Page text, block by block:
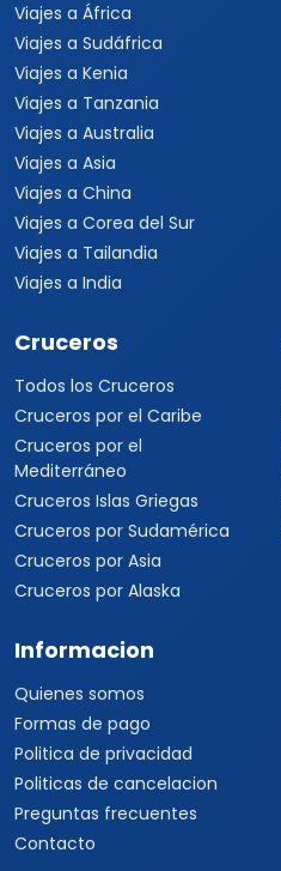
Viajes a África
Viajes a Sudáfrica
Viajes a Kenia
Viajes a Tanzania
Viajes a Australia
Viajes a Asia
Viajes a China
Viajes a Corea del Sur
Viajes a Tailandia
Viajes a India
Cruceros
Todos los Cruceros
Cruceros por el Caribe
Cruceros por el
Mediterráneo
Cruceros Islas Griegas
Cruceros por Sudamérica
Cruceros por Asia
Cruceros por Alaska
Informacion
Quienes somos
Formas de pago
Politica de privacidad
Politicas de cancelacion
Preguntas frecuentes
Contacto